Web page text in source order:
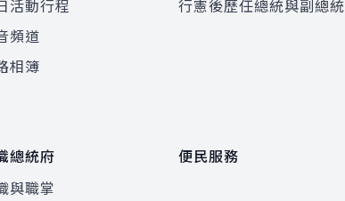
活動行程
頻道
相簿
行憲後歷任總統與副總統
總統府
與職掌
便民服務